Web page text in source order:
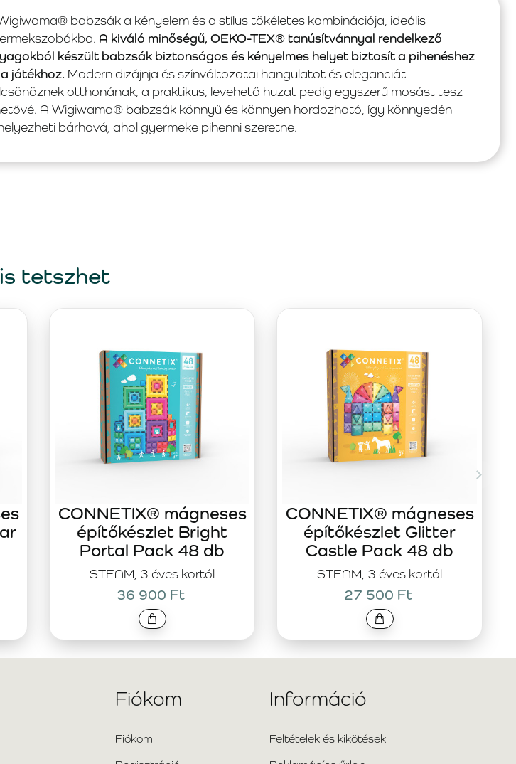
babzsák a kényelem és a stílus tökéletes kombinációja, ideális
A kiváló minőségű, OEKO-TEX® tanúsítvánnyal rendelkező
készült babzsák biztonságos és kényelmes helyet biztosít a pihenéshez
játékhoz. Modern dizájnja és színváltozatai hangulatot és eleganciát
otthonának, a praktikus, levehető huzat pedig egyszerű mosást tesz
A Wigiwama® babzsák könnyű és könnyen hordozható, így könnyedén
bárhová, ahol gyermeke pihenni szeretne.
tetszhet
STEAM, 3 éves kortól
CONNETIX® mágneses
építőkészlet Bright
Portal Pack 48 db
36 900 Ft
STEAM, 3 éves kortól
CONNETIX® mágneses
építőkészlet Glitter
Castle Pack 48 db
27 500 Ft
Fiókom
Fiókom
Információ
Feltételek és kikötések